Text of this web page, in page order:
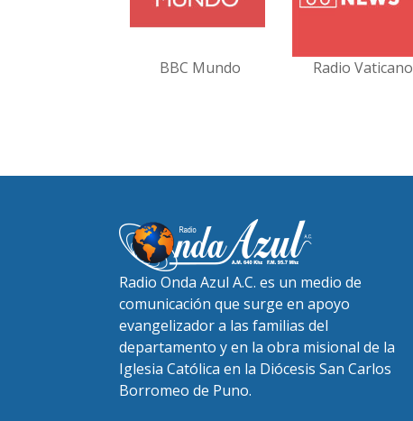
BBC Mundo Radio Vaticano
Radio Onda Azul A.C. es un medio de
comunicación que surge en apoyo
evangelizador a las familias del
departamento y en la obra misional de la
Iglesia Católica en la Diócesis San Carlos
Borromeo de Puno.